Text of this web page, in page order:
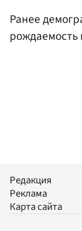
Ранее
рождаемость
Редакция
Реклама
Карта сайта